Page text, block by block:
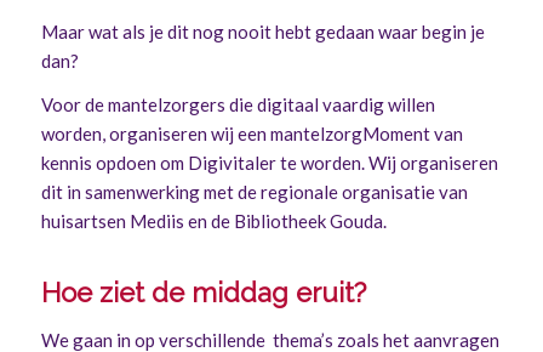
Maar wat als je dit nog nooit hebt gedaan waar begin je
dan?
Voor de mantelzorgers die digitaal vaardig willen
worden, organiseren wij een mantelzorgMoment van
kennis opdoen om Digivitaler te worden. Wij organiseren
dit in samenwerking met de regionale organisatie van
huisartsen Mediis en de Bibliotheek Gouda.
Hoe ziet de middag eruit?
We gaan in op verschillende thema’s zoals het aanvragen